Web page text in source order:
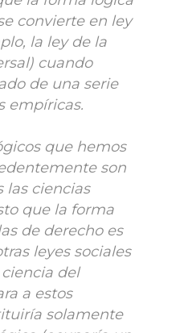
convierte en ley
la ley de la
cuando
de una serie
empíricas.
que hemos
son
las ciencias
que la forma
de derecho es
leyes sociales
del
a estos
solamente